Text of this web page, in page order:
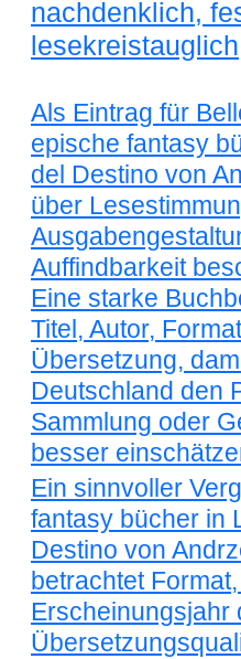
nachdenklich,
lesekreistauglich
Als Eintrag für
epische fantasy
del Destino von
über
Auffindbarkeit
Eine starke
Titel, Autor,
Übersetzung,
Deutschland den
Sammlung oder
besser
Ein sinnvoller
fantasy bücher in
Destino von
betrachtet
Erscheinungsjahr